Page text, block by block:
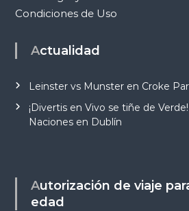
Condiciones de Uso
Actualidad
Leinster vs Munster en Croke
¡Divertis en Vivo se tiñe de
Naciones en Dublín
Autorización de viaje para menores de
edad